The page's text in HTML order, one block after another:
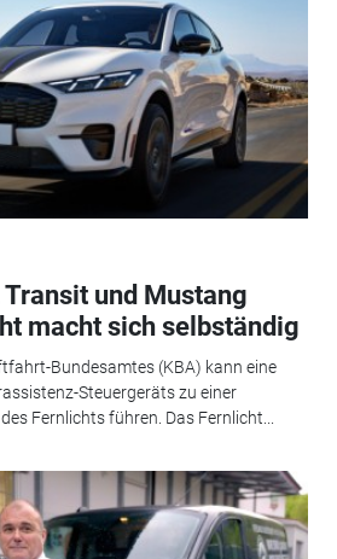
und Mustang
macht sich selbständig
Bundesamtes (KBA) kann eine
Steuergeräts zu einer
Fernlichts führen. Das Fernlicht...